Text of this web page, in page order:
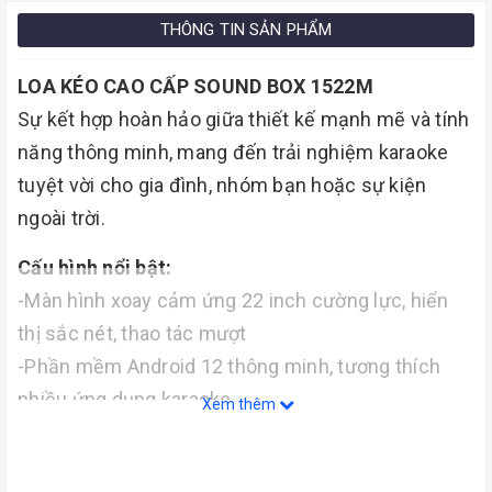
THÔNG TIN SẢN PHẨM
LOA KÉO CAO CẤP SOUND BOX 1522M
Sự kết hợp hoàn hảo giữa thiết kế mạnh mẽ và tính
năng thông minh, mang đến trải nghiệm karaoke
tuyệt vời cho gia đình, nhóm bạn hoặc sự kiện
ngoài trời.
Cấu hình nổi bật:
-Màn hình xoay cảm ứng 22 inch cường lực, hiển
thị sắc nét, thao tác mượt
-Phần mềm Android 12 thông minh, tương thích
nhiều ứng dụng karaokeXem thêm